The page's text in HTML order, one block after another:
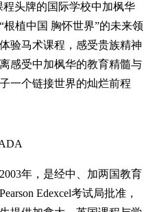
头牌的国际学校中加枫华
植中国 胸怀世界”的未来领
验马术课程，感受贵族精神
感受中加枫华的教育精髓与
一个链接世界的灿烂前程
年，是经中、加两国教育
Edexcel考试局批准，